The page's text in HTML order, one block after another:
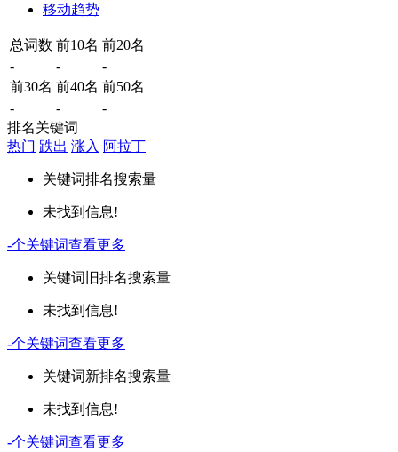
移动趋势
总词数 前10名 前20名
-
-
-
前30名 前40名 前50名
-
-
-
排名关键词
热门 跌出 涨入 阿拉丁
关键词排名搜索量
未找到信息!
-个关键词查看更多
关键词 旧排名搜索量
未找到信息!
-个关键词查看更多
关键词新排名搜索量
未找到信息!
-个关键词查看更多